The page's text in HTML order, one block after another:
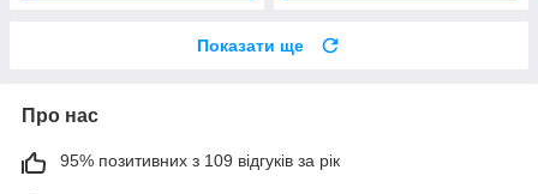
Показати ще
Про нас
95% позитивних з 109 відгуків за рік